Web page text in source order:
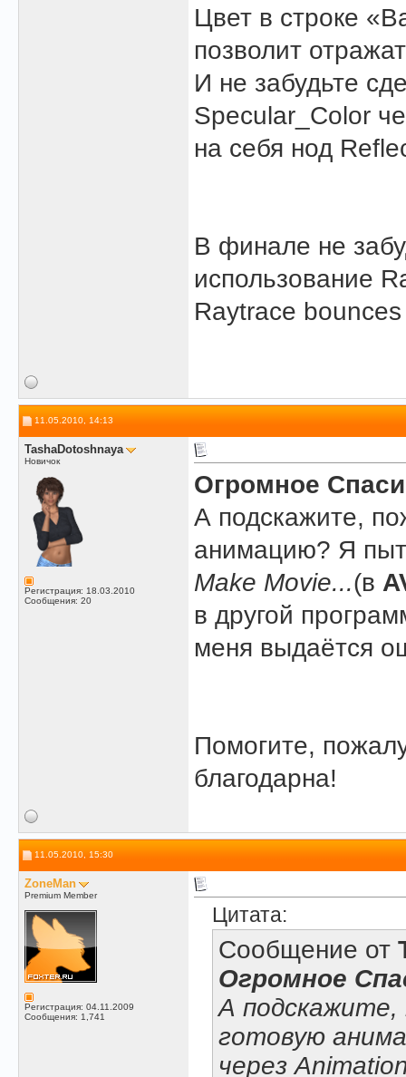
Цвет в строке
позволит
И не забудьте
Specular_Color
на себя нод
В финале не
использование
Raytrace
11.05.2010, 14:13
TashaDotoshnaya
Новичок
Регистрация: 18.03.2010
Сообщения: 20
Огромное
А подскажите,
анимацию? Я
Make Movie...(в
в другой
меня выдаётся
Помогите,
благодарна!
11.05.2010, 15:30
ZoneMan
Premium Member
Регистрация: 04.11.2009
Сообщения: 1,741
Цитата:
Сообщение от
Огромное
А подскажите,
готовую
через